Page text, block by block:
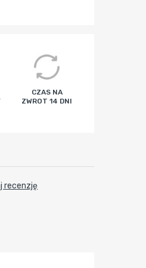
CZAS NA
ZWROT 14 DNI
recenzję